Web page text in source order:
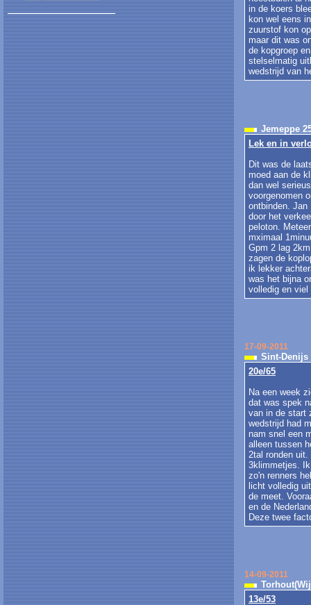
in de koers
kon wel eens
zuurstof kon
maar dit was
de kopgroep
stelselmatig
wedstrijd van
Jemeppe
Lek en in
Dit was de
moed aan de
dan wel
voorgenomen
ontbinden. Jan
door het
peloton.
mximaal
Gpm 2 lag
zagen de
ik lekker
was het bijna
volledig en viel
17-09-2011
Sint-Denijs
20e/65
Na een week
dat was spek
van in de start
wedstrijd had
nam snel een
alleen tussen
2tal ronden
3klimmetjes.
zo'n renners
licht volledig
de meet.
en de
Deze twee
14-09-2011
13e/53